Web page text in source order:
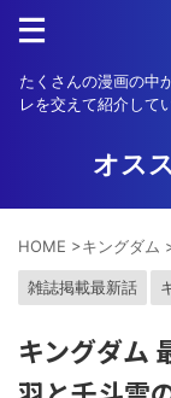
たくさんの漫画の中
レを交えて紹介して
オス
HOME >キングダム
雑誌掲載最新話
キングダム